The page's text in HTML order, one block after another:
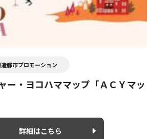
都市プロモーション
ー・ヨコハママップ「ＡＣＹマッ
詳細はこちら